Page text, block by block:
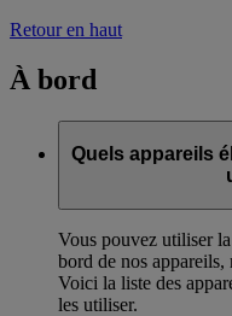
Retour en haut
À bord
Quels appareils
Vous pouvez utiliser
bord de nos appareils,
Voici la liste des
les utiliser.